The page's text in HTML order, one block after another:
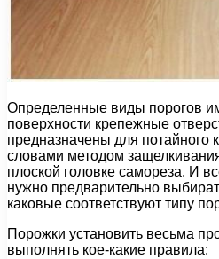
Определенные виды порогов
поверхности крепежные
предназначены для потайного
словами методом
плоской головке самореза. И
нужно предварительно
каковые соответствуют типу
Порожки установить весьма
выполнять кое-какие правила: